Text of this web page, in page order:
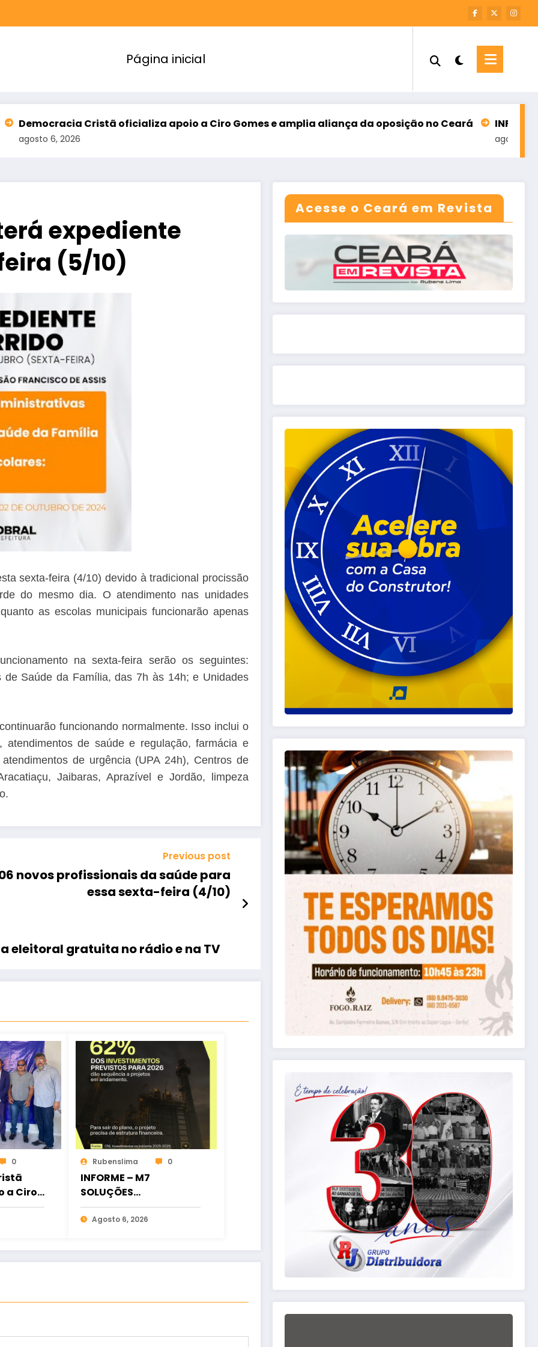
Página inicial
Cristã oficializa apoio a Ciro Gomes e amplia aliança da oposição no Ceará INFORME – M7
expediente
(5/10)
sexta-feira (4/10) devido à tradicional procissão
do mesmo dia. O atendimento nas unidades
as escolas municipais funcionarão apenas
na sexta-feira serão os seguintes:
Saúde da Família, das 7h às 14h; e Unidades
funcionando normalmente. Isso inclui o
de saúde e regulação, farmácia e
de urgência (UPA 24h), Centros de
Jaibaras, Aprazível e Jordão, limpeza
Previous post
novos profissionais da saúde para
essa sexta-feira (4/10)
eleitoral gratuita no rádio e na TV
0
a Ciro
Rubenslima 0
INFORME – M7
SOLUÇÕES
FINANCEIRAS
Agosto 6, 2026
Acesse o Ceará em Revista